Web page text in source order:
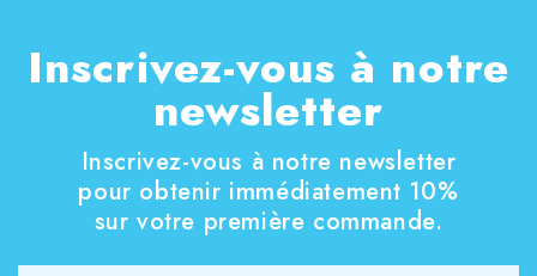
Inscrivez-vous à notre
newsletter
Inscrivez-vous à notre newsletter
pour obtenir immédiatement 10%
sur votre première commande.